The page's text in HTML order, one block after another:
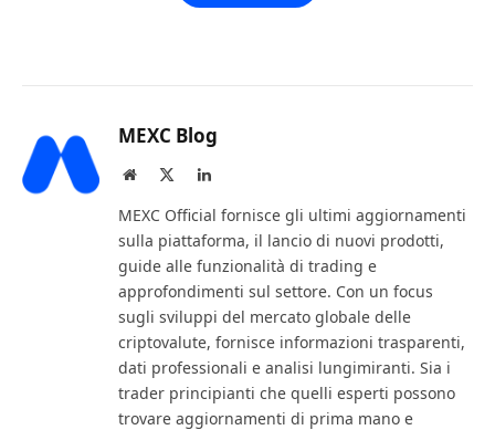
MEXC Blog
Website LinkedIn
MEXC Official fornisce gli ultimi aggiornamenti
sulla piattaforma, il lancio di nuovi prodotti,
guide alle funzionalità di trading e
approfondimenti sul settore. Con un focus
sugli sviluppi del mercato globale delle
criptovalute, fornisce informazioni trasparenti,
dati professionali e analisi lungimiranti. Sia i
trader principianti che quelli esperti possono
trovare aggiornamenti di prima mano e